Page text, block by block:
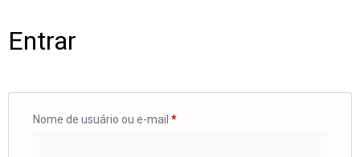
Entrar
Nome de usuário ou e-mail *